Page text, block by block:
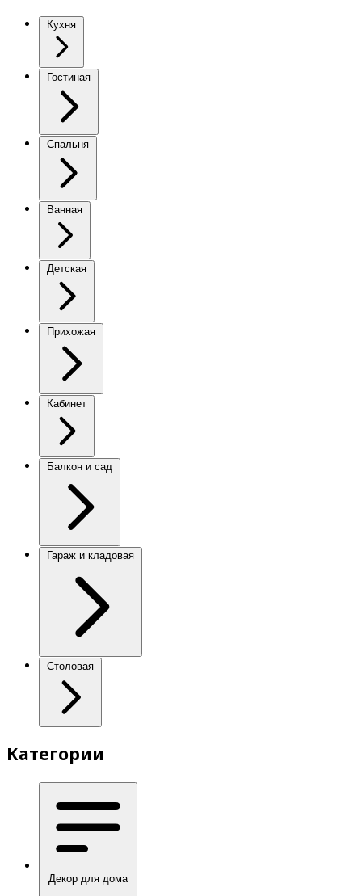
Кухня
Гостиная
Спальня
Ванная
Детская
Прихожая
Кабинет
Балкон и сад
Гараж и кладовая
Столовая
Категории
Декор для дома